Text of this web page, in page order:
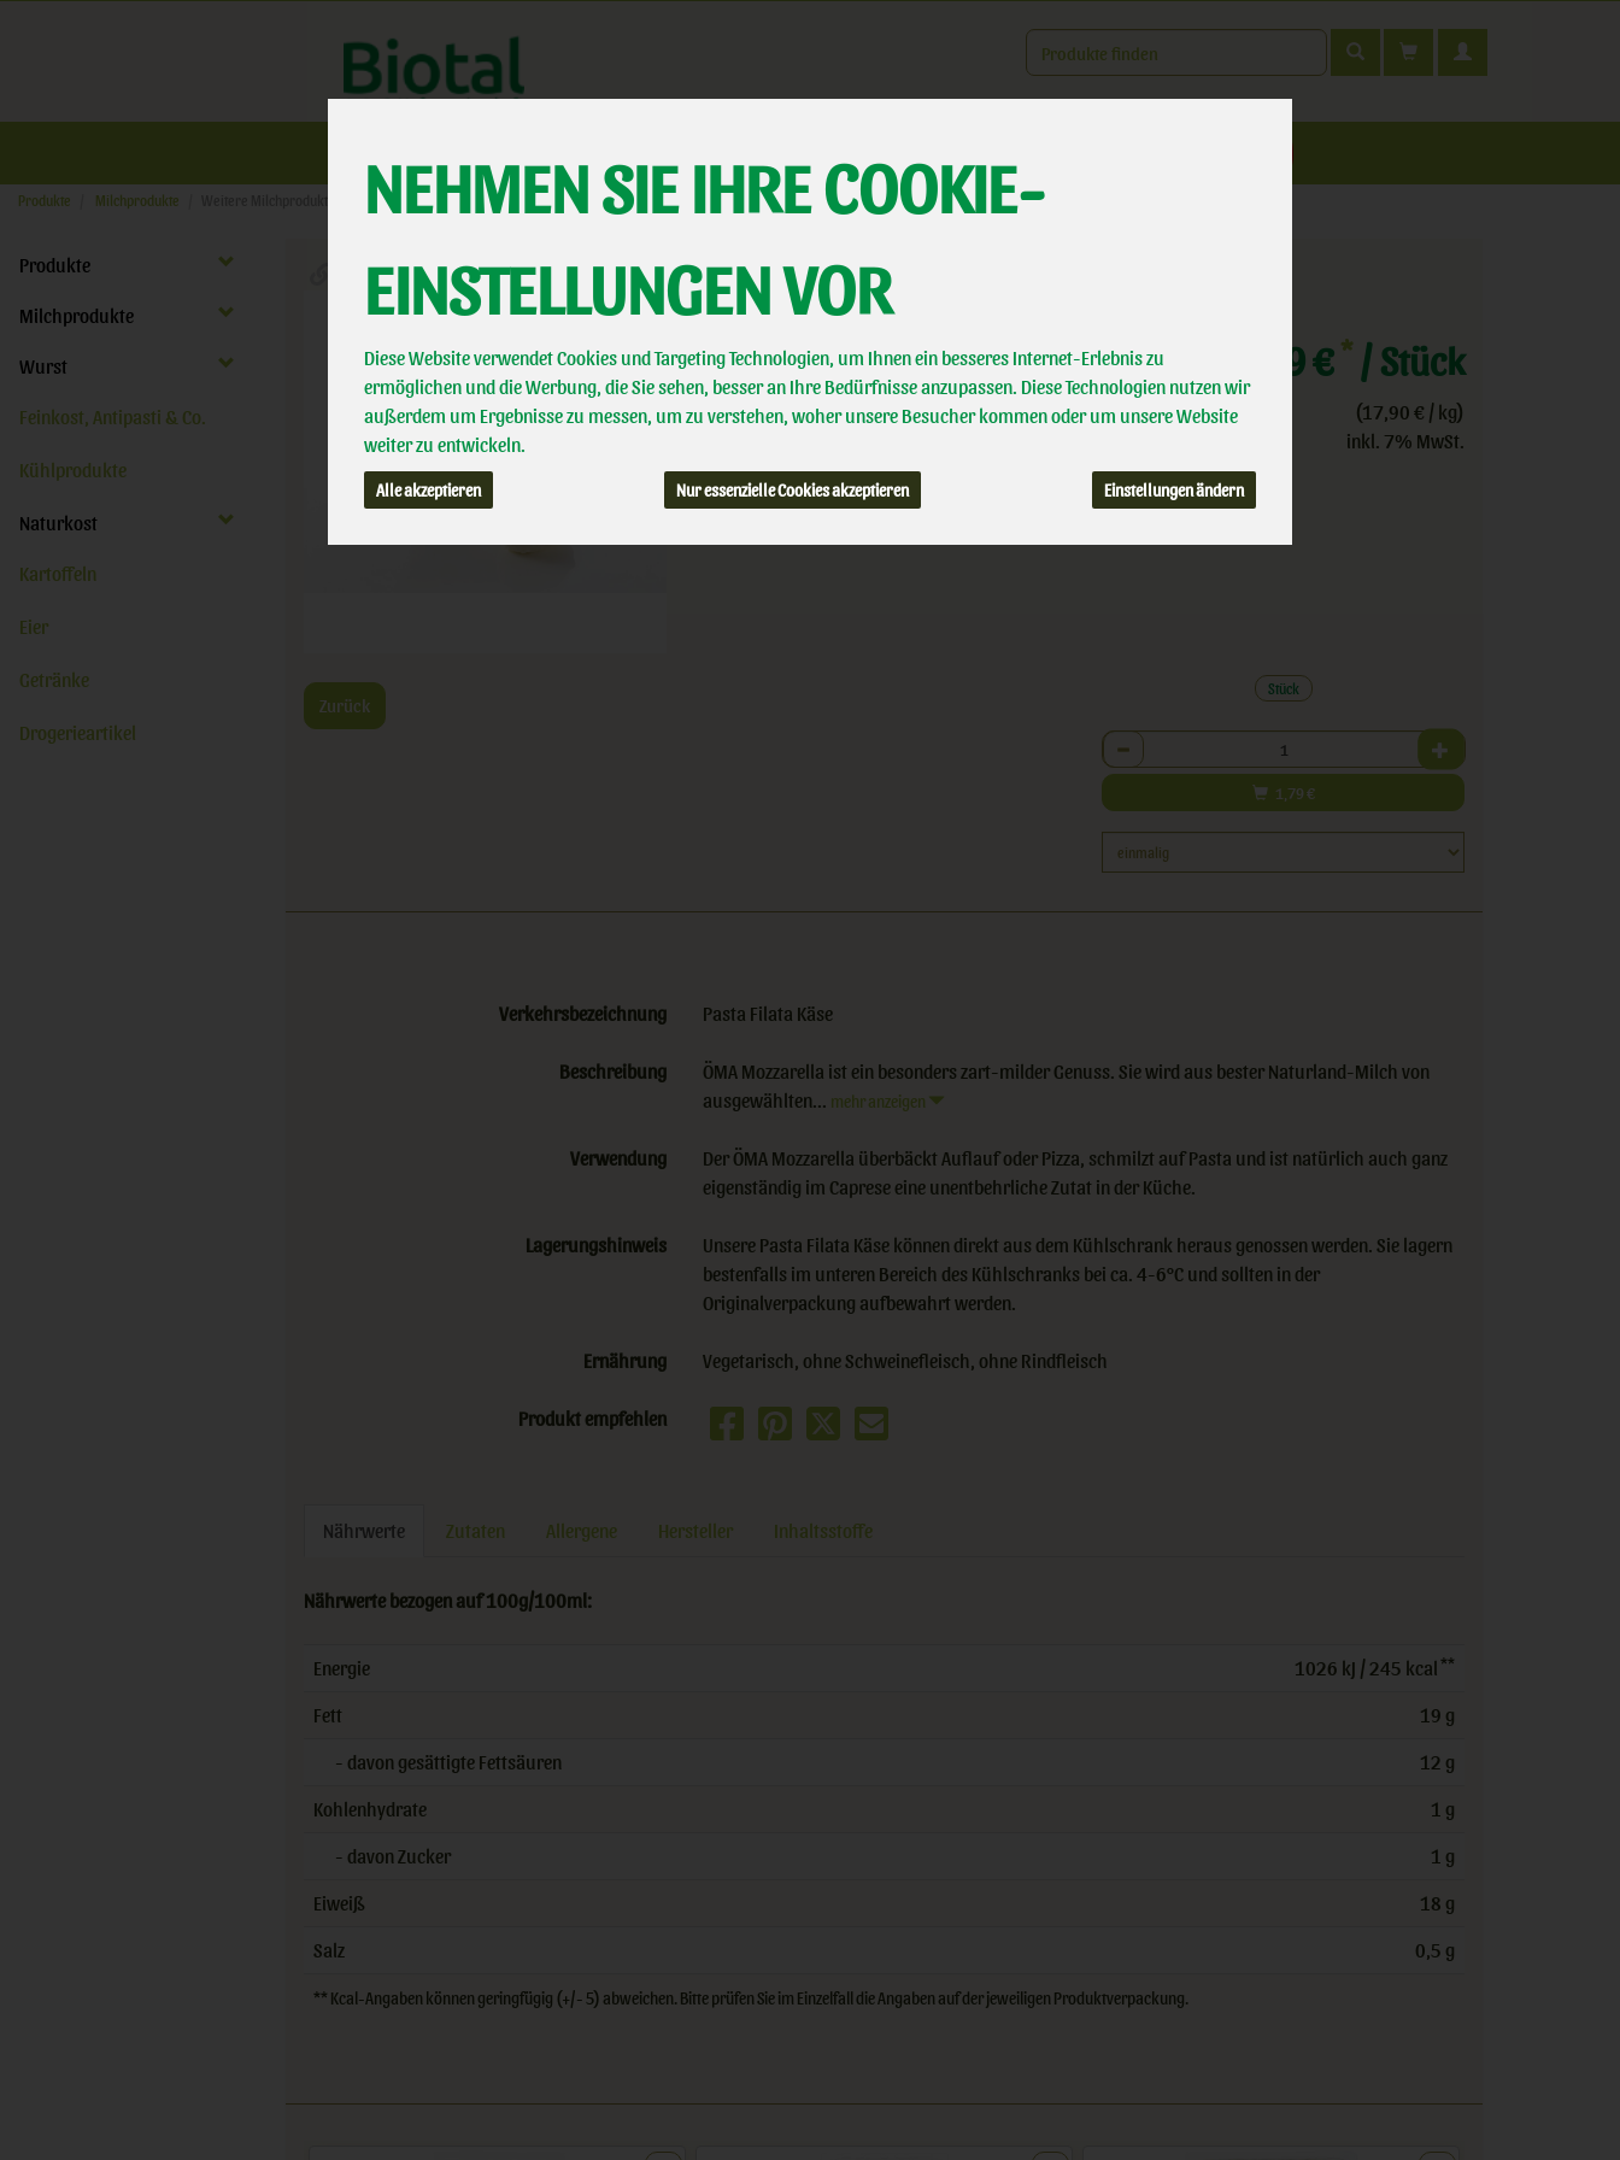
NEHMEN SIE IHRE COOKIE-
EINSTELLUNGEN VOR
Diese Website verwendet Cookies und Targeting Technologien, um Ihnen ein besseres Internet-Erlebnis zu
ermöglichen und die Werbung, die Sie sehen, besser an Ihre Bedürfnisse anzupassen. Diese Technologien nutzen wir
außerdem um Ergebnisse zu messen, um zu verstehen, woher unsere Besucher kommen oder um unsere Website
weiter zu entwickeln.
Alle akzeptieren Nur essenzielle Cookies akzeptieren Einstellungen ändern
Produkt
Produkte Milchprodukte
Produkte
Milchprodukte
Wurst
Feinkost, Antipasti & Co.
Kühlprodukte
Naturkost
Kartoffeln
Eier
Getränke
Drogerieartikel
Mozzarella
ÖMA
Naturland
HandelsklasseII
1,79 € * / Stück
(17,90 € / kg)
inkl. 7% MwSt.
Zurück
Stück
Anzahl
1,79 €
Verkehrsbezeichnung Pasta Filata Käse
Beschreibung
ÖMA Mozzarella ist ein besonders zart-milder Genuss. Sie wird aus bester Naturland-Milch von
ausgewählten... mehr anzeigen
Verwendung
Der ÖMA Mozzarella überbäckt Auflauf oder Pizza, schmilzt auf Pasta und ist natürlich auch ganz
eigenständig im Caprese eine unentbehrliche Zutat in der Küche.
Lagerungshinweis
Unsere Pasta Filata Käse können direkt aus dem Kühlschrank heraus genossen werden. Sie lagern
bestenfalls im unteren Bereich des Kühlschranks bei ca. 4-6°C und sollten in der
Originalverpackung aufbewahrt werden.
Ernährung Vegetarisch, ohne Schweinefleisch, ohne Rindfleisch
Produkt empfehlen
Nährwerte Zutaten Allergene Hersteller Inhaltsstoffe
Nährwerte bezogen auf 100g/100ml:
Energie 1026 kJ / 245 kcal**
Fett 19 g
- davon gesättigte Fettsäuren 12 g
Kohlenhydrate 1 g
- davon Zucker 1 g
Eiweiß 18 g
Salz 0,5 g
** Kcal-Angaben können geringfügig (+/- 5) abweichen. Bitte prüfen Sie im Einzelfall die Angaben auf der jeweiligen Produktverpackung.